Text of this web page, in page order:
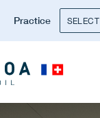
Practice SELECT